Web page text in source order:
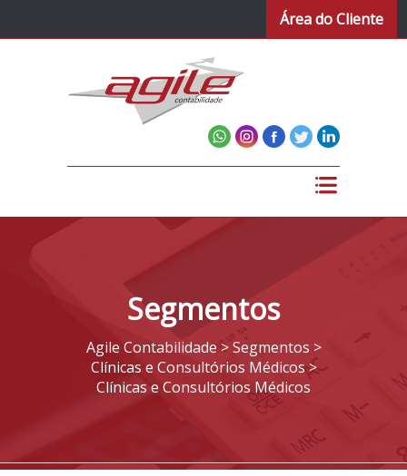
Área do Cliente
Segmentos
Agile Contabilidade>Segmentos >
Clínicas e Consultórios Médicos>
Clínicas e Consultórios Médicos